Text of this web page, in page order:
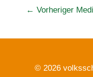
← Vorheriger
© 2026